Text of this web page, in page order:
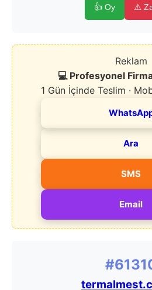
👍 Oy ⚠️
Reklam
💻 Profesyonel
1 Gün İçinde Teslim ·
Ara
SMS
Email